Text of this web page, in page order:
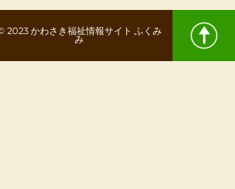
2023 かわさき福祉情報サイト ふくみ
み